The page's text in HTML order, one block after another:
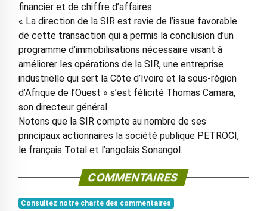
financier et de chiffre d’affaires.
« La direction de la SIR est ravie de l’issue favorable
de cette transaction qui a permis la conclusion d’un
programme d’immobilisations nécessaire visant à
améliorer les opérations de la SIR, une entreprise
industrielle qui sert la Côte d’Ivoire et la sous-région
d’Afrique de l’Ouest » s’est félicité Thomas Camara,
son directeur général.
Notons que la SIR compte au nombre de ses
principaux actionnaires la société publique PETROCI,
le français Total et l’angolais Sonangol.
COMMENTAIRES
Consultez notre charte des commentaires